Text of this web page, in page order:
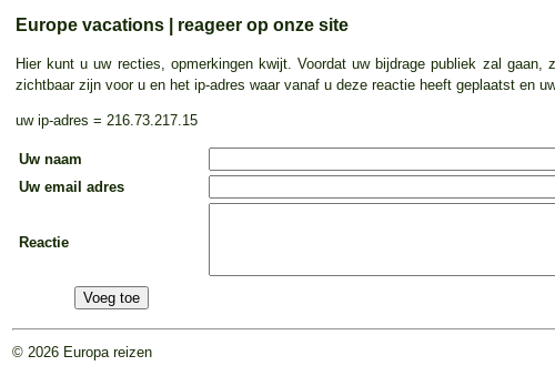
Europe vacations | reageer op onze site
Hier kunt u uw recties, opmerkingen kwijt. Voordat uw bijdrage publiek zal
zichtbaar zijn voor u en het ip-adres waar vanaf u deze reactie heeft geplaatst en
uw ip-adres = 216.73.217.15
Uw naam
Uw email adres
Reactie
© 2026 Europa reizen